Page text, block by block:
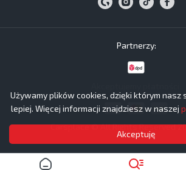
Używamy plików cookies, dzięki którym nasz
lepiej. Więcej informacji znajdziesz w naszej
Akceptuję
Carsplace © All Rights Reserved
Partnerzy: